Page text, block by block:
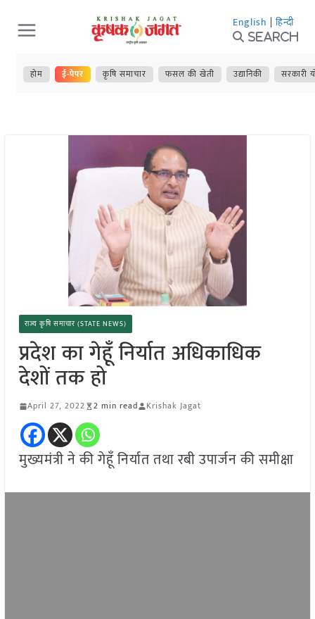
Skip
to
content
English | हिन्दी
Search
होम ई-पेपर कृषि समाचार फसल की खेती उद्यानिकी सरकारी
राज्य कृषि समाचार (STATE NEWS)
प्रदेश का गेहूँ निर्यात अधिकाधिक
देशों तक हो
April 27, 2022 2 min read Krishak Jagat
मुख्यमंत्री ने की गेहूँ निर्यात तथा रबी उपार्जन की समीक्षा